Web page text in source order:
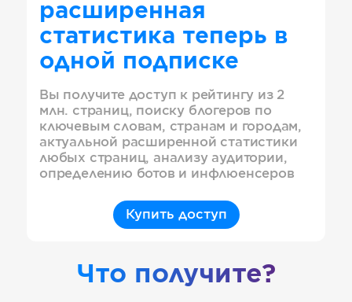
расширенная
статистика теперь в
одной подписке
Вы получите доступ к рейтингу из 2
млн. страниц, поиску блогеров по
ключевым словам, странам и городам,
актуальной расширенной статистики
любых страниц, анализу аудитории,
определению ботов и инфлюенсеров
Купить доступ
Что получите?